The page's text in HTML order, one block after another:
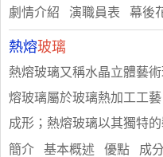
劇情介紹 演職員表 幕後
熱熔玻璃
熱熔玻璃又稱水晶立體藝
熔玻璃屬於玻璃熱加工工
成形；熱熔玻璃以其獨特
簡介 基本概述 優點 成